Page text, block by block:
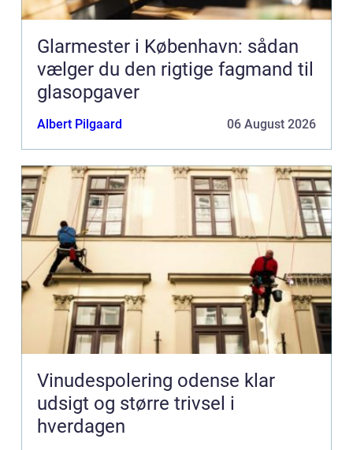
Glarmester i København: sådan
vælger du den rigtige fagmand til
glasopgaver
Albert Pilgaard 06 August 2026
Vinudespolering odense klar
udsigt og større trivsel i
hverdagen